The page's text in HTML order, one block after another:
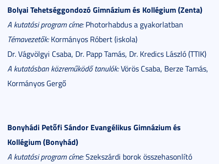
Bolyai Tehetséggondozó Gimnázium és Kollégium (Zenta)
A kutatási program címe:Photorhabdus a gyakorlatban
Témavezetők:Kormányos Róbert (iskola)
Dr. Vágvölgyi Csaba, Dr. Papp Tamás, Dr. Kredics László (TTIK)
A kutatásban közreműködő tanulók:Vörös Csaba, Berze Tamás,
Kormányos Gergő
Bonyhádi Petőfi Sándor Evangélikus Gimnázium és
Kollégium (Bonyhád)
A kutatási program címe:Szekszárdi borok összehasonlító